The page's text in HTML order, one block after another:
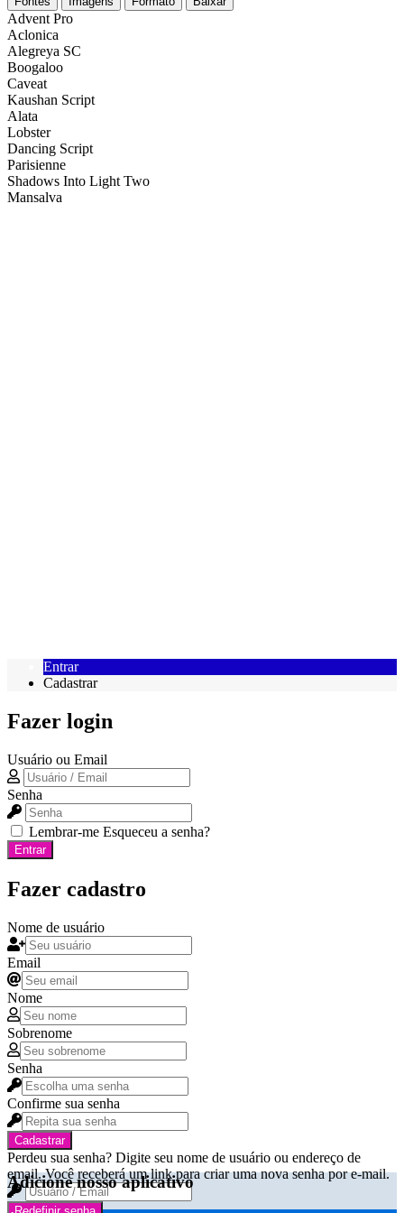
Advent Pro
Aclonica
Alegreya SC
Boogaloo
Caveat
Kaushan Script
Alata
Lobster
Dancing Script
Parisienne
Shadows Into Light Two
Mansalva
Entrar
Cadastrar
Fazer login
Usuário ou Email
Senha
Lembrar-me Esqueceu a senha?
Entrar
Fazer cadastro
Nome de usuário
Email
Nome
Sobrenome
Senha
Confirme sua senha
Cadastrar
Perdeu sua senha? Digite seu nome de usuário ou endereço de
email. Você receberá um link para criar uma nova senha por e-mail.
Adicione nosso aplicativo